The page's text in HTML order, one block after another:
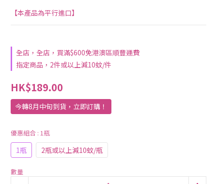
【本產品為平行進口】
全店，全店，買滿$600免港澳區順豐運費
指定商品，2件或以上減10蚊/件
HK$189.00
今轉8月中旬到貨，立即訂購！
優惠組合 : 1瓶
1瓶 2瓶或以上減10蚊/瓶
數量